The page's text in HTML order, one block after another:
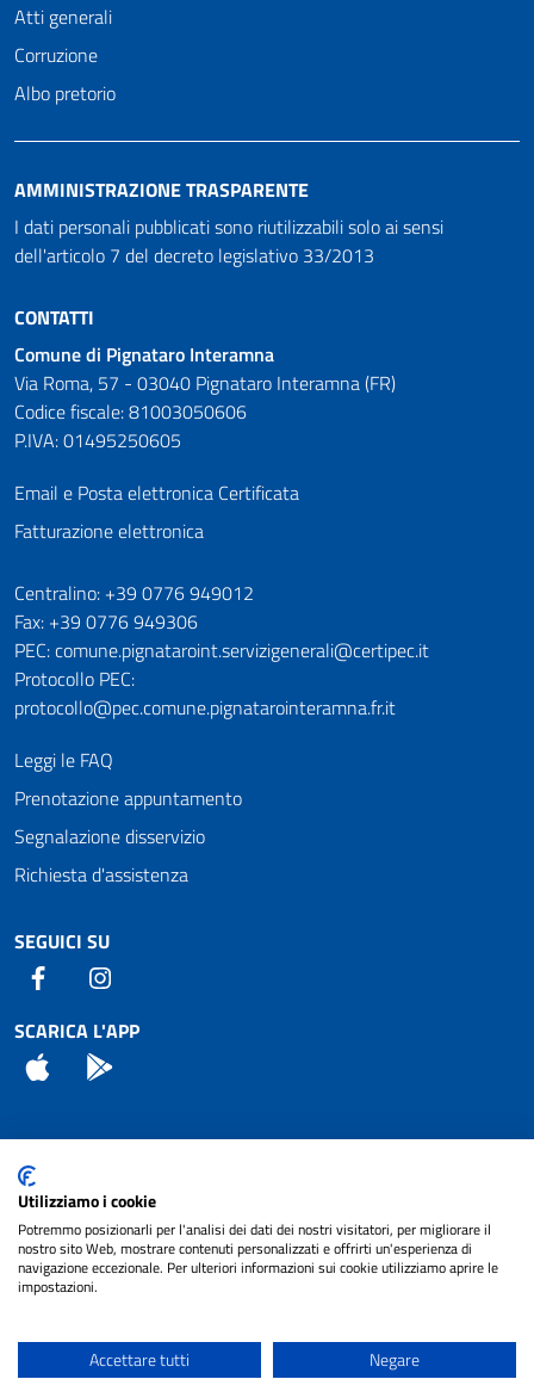
Atti generali
Corruzione
Albo pretorio
AMMINISTRAZIONE TRASPARENTE
I dati personali pubblicati sono riutilizzabili solo ai sensi
dell'articolo 7 del decreto legislativo 33/2013
CONTATTI
Comune di Pignataro Interamna
Via Roma, 57 - 03040 Pignataro Interamna (FR)
Codice fiscale: 81003050606
P.IVA: 01495250605
Email e Posta elettronica Certificata
Fatturazione elettronica
Numeri utili
Centralino: +39 0776 949012
Fax: +39 0776 949306
PEC: comune.pignataroint.servizigenerali@certipec.it
Protocollo PEC:
protocollo@pec.comune.pignatarointeramna.fr.it
Leggi le FAQ
Prenotazione appuntamento
Segnalazione disservizio
Richiesta d'assistenza
SEGUICI SU
Facebook
SCARICA L'APP
App Store
Attuazione Misure PNRR
Piano di miglioramento del sito
Note legali
cura diNET SMART
Utilizziamo i cookie
Potremmo posizionarli per l'analisi dei dati dei nostri visitatori, per migliorare il
nostro sito Web, mostrare contenuti personalizzati e offrirti un'esperienza di
navigazione eccezionale. Per ulteriori informazioni sui cookie utilizziamo aprire le
impostazioni.
Accettare tutti Negare